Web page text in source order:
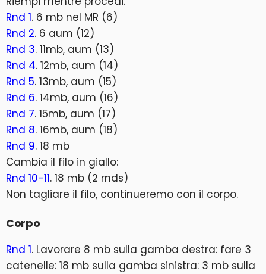
Rnd 1. 6 mb nel MR (6)
Rnd 2. 6 aum (12)
Rnd 3. 11mb, aum (13)
Rnd 4. 12mb, aum (14)
Rnd 5. 13mb, aum (15)
Rnd 6. 14mb, aum (16)
Rnd 7. 15mb, aum (17)
Rnd 8. 16mb, aum (18)
Rnd 9. 18 mb
Cambia il filo in giallo:
Rnd 10-11. 18 mb (2 rnds)
Non tagliare il filo, continueremo con il corpo.
Corpo
Rnd 1. Lavorare 8 mb sulla gamba destra: fare 3
catenelle: 18 mb sulla gamba sinistra: 3 mb sulla